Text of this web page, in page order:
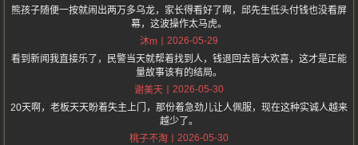
熊孩子随便一按就闹出两万多乌龙，家长得看好了啊，邱先生低头付钱也没看屏
幕，这波操作太马虎。
沐m
2026-05-29
看到新闻我直接乐了，民警当天就帮着找到人，钱退回去皆大欢喜，这才是正能
量故事该有的结局。
谢美天
2026-05-30
20天啊，老板天天盼着失主上门，那份着急劲儿让人佩服，现在这种实诚人越来
越少了。
桃子不淘
2026-05-30